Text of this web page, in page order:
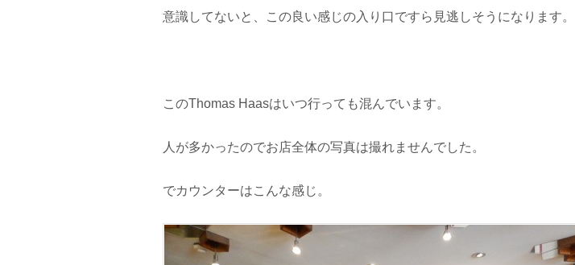
意識してないと、この良い感じの入り口ですら見逃しそうになります。
このThomas Haasはいつ行っても混んでいます。
人が多かったのでお店全体の写真は撮れませんでした。
でカウンターはこんな感じ。